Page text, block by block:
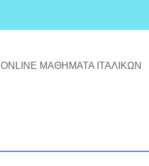
ONLINE ΜΑΘΗΜΑΤΑ ΙΤΑΛΙΚΩΝ